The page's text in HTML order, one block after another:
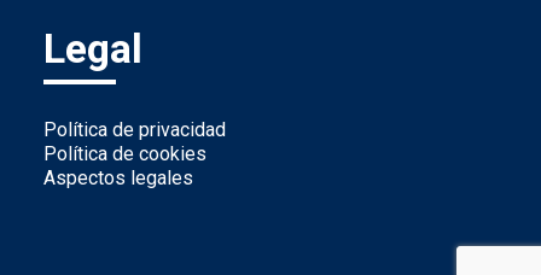
Legal
Política de privacidad
Política de cookies
Aspectos legales